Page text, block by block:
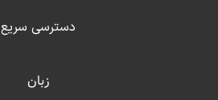
دسترسی سریع
زبان